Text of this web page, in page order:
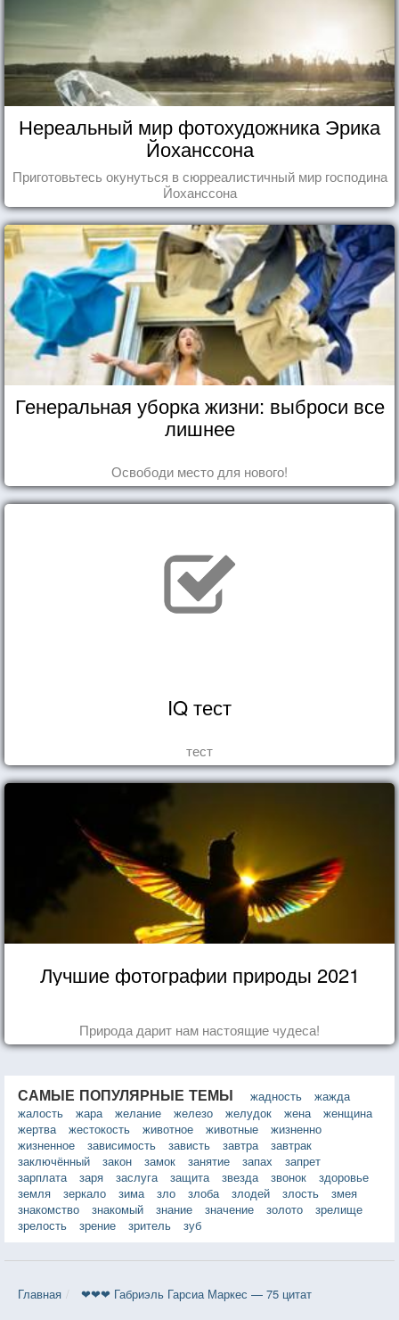
Нереальный мир фотохудожника Эрика
Йоханссона
Приготовьтесь окунуться в сюрреалистичный мир господина
Йоханссона
Генеральная уборка жизни: выброси все
лишнее
Освободи место для нового!
IQ тест
тест
Лучшие фотографии природы 2021
Природа дарит нам настоящие чудеса!
САМЫЕ ПОПУЛЯРНЫЕ ТЕМЫ жадность
жажда
жалость
жара желание железо желудок жена
женщина
жертва
жестокость животное животные
жизненно
жизненное
зависимость зависть завтра
завтрак
заключённый
закон замок занятие запах
запрет
зарплата
заря заслуга защита звезда звонок
здоровье
земля
зеркало зима зло злоба злодей злость
змея
знакомство
знакомый знание значение золото
зрелище
зрелость
зрение зритель зуб
Главная ❤❤❤ Габриэль Гарсиа Маркес — 75 цитат